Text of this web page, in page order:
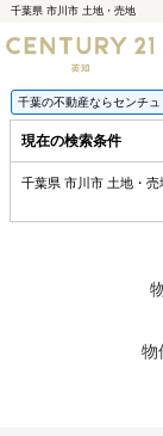
千葉県 市川市 土地・売地
千葉の不動産ならセンチ
現在の検索条件
千葉県 市川市 土地・売
物